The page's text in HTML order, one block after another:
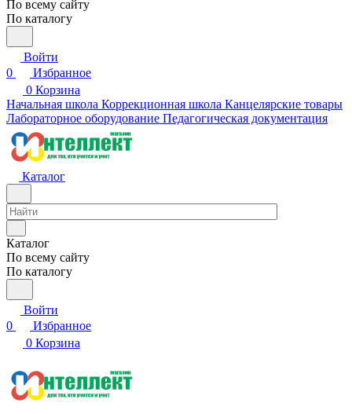
По всему сайту
По каталогу
Войти
0
Избранное
0 Корзина
Начальная школа Коррекционная школа Канцелярские товары
Лабораторное оборудование Педагогическая документация
Каталог
Каталог
По всему сайту
По каталогу
Войти
0
Избранное
0 Корзина